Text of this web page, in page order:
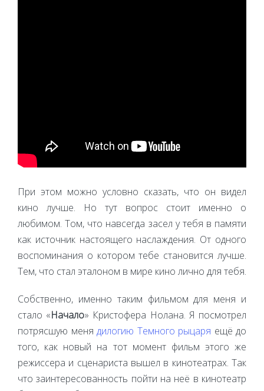
При этом можно условно сказать, что он видел
кино лучше. Но тут вопрос стоит именно о
любимом. Том, что навсегда засел у тебя в памяти
как источник настоящего наслаждения. От одного
воспоминания о котором тебе становится лучше.
Тем, что стал эталоном в мире кино лично для тебя.
Собственно, именно таким фильмом для меня и
стало «Начало» Кристофера Нолана. Я посмотрел
потрясшую меня дилогию Темного рыцаря ещё до
того, как новый на тот момент фильм этого же
режиссера и сценариста вышел в кинотеатрах. Так
что заинтересованность пойти на неё в кинотеатр